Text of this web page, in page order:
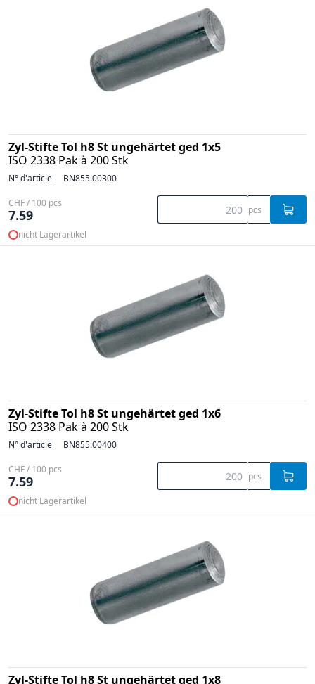
Zyl-Stifte Tol h8 St ungehärtet ged 1x5
ISO 2338 Pak à 200 Stk
N° d'article BN855.00300
CHF / 100 pcs
7.59 pcs
nicht Lagerartikel
Zyl-Stifte Tol h8 St ungehärtet ged 1x6
ISO 2338 Pak à 200 Stk
N° d'article BN855.00400
CHF / 100 pcs
7.59 pcs
nicht Lagerartikel
Zyl-Stifte Tol h8 St ungehärtet ged 1x8